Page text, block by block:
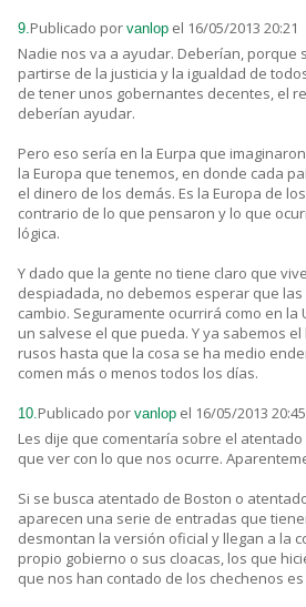
9.Publicado por vanlop el 16/05/2013 20:21
Nadie nos va a ayudar. Deberían, porque
partirse de la justicia y la igualdad de
de tener unos gobernantes decentes, el
deberían ayudar.
Pero eso sería en la Eurpa que
la Europa que tenemos, en donde cada
el dinero de los demás. Es la Europa de
contrario de lo que pensaron y lo que
lógica.
Y dado que la gente no tiene claro que
despiadada, no debemos esperar que
cambio. Seguramente ocurrirá como en la
un salvese el que pueda. Y ya sabemos
rusos hasta que la cosa se ha medio
comen más o menos todos los días.
10.Publicado por vanlop el 16/05/2013 20:45
Les dije que comentaría sobre el
que ver con lo que nos ocurre.
Si se busca atentado de Boston o
aparecen una serie de entradas que
desmontan la versión oficial y llegan a la
propio gobierno o sus cloacas, los que
que nos han contado de los chechenos